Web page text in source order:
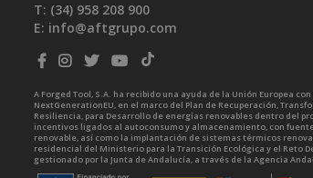
T: (34) 958 208 900
E: info@aftgrupo.com
A Forged Tool, S.A. ha recibido una ayuda de la Unión Europea
NextGenerationEU, en el marco del Plan de Recuperación,
Resiliencia, para Desarrollo de energías renovables dentro del
incentivos ligados al autoconsumo y almacenamiento, con
renovable, así como la implantación de sistemas térmicos
residencial del Ministerio para la Transición Ecológica y el Reto
gestionado por la Junta de Andalucía, a través de la Agencia